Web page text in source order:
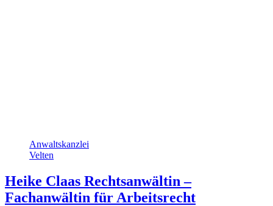
Anwaltskanzlei
Velten
Heike Claas Rechtsanwältin –
Fachanwältin für Arbeitsrecht